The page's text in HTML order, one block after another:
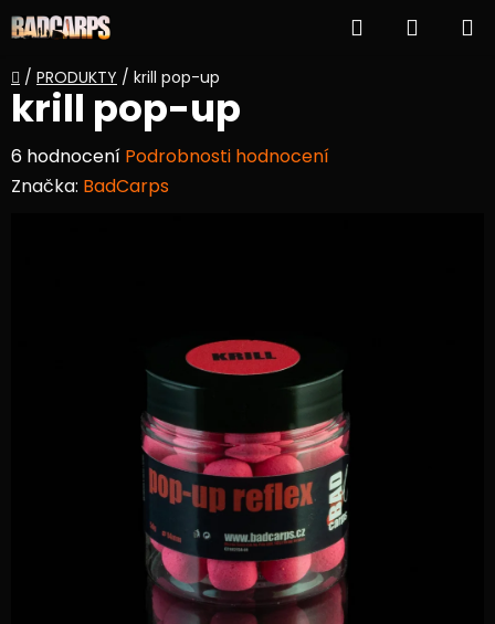
Přejít
na
Hledat
Domů
/ PRODUKTY / krill pop-up
krill pop-up
Průměrné
hodnocení
6 hodnocení Podrobnosti hodnocení
Značka: BadCarps